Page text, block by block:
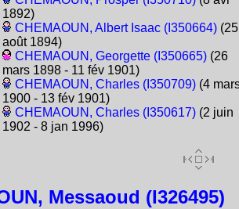
1892)
CHEMAOUN, Albert Isaac (I350664)(25
août 1894)
CHEMAOUN, Georgette (I350665)(26
mars 1898 - 11 fév 1901)
CHEMAOUN, Charles (I350709)(4
1900 - 13 fév 1901)
CHEMAOUN, Charles (I350617)(2 juin
1902 - 8 jan 1996)
Messaoud (I326495)